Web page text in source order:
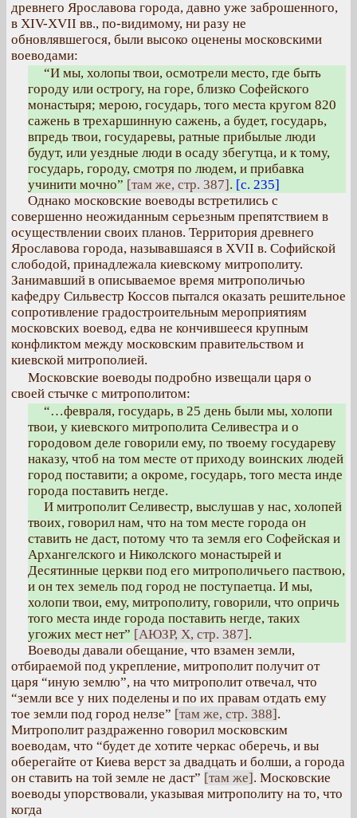
древнего Ярославова города, давно уже заброшенного,
в XIV-XVII вв., по-видимому, ни разу не
обновлявшегося, были высоко оценены московскими
воеводами:
“И мы, холопы твои, осмотрели место, где быть
городу или острогу, на горе, близко Софейского
монастыря; мерою, государь, того места кругом 820
сажень в трехаршинную сажень, а будет, государь,
впредь твои, государевы, ратные прибылые люди
будут, или уездные люди в осаду збегутца, и к тому,
государь, городу, смотря по людем, и прибавка
учинити мочно” [там же, стр. 387]. [с. 235]
Однако московские воеводы встретились с
совершенно неожиданным серьезным препятствием в
осуществлении своих планов. Территория древнего
Ярославова города, называвшаяся в XVII в. Софийской
слободой, принадлежала киевскому митрополиту.
Занимавший в описываемое время митрополичью
кафедру Сильвестр Коссов пытался оказать решительное
сопротивление градостроительным мероприятиям
московских воевод, едва не кончившееся крупным
конфликтом между московским правительством и
киевской митрополией.
Московские воеводы подробно извещали царя о
своей стычке с митрополитом:
“…февраля, государь, в 25 день были мы, холопи
твои, у киевского митрополита Селивестра и о
городовом деле говорили ему, по твоему государеву
наказу, чтоб на том месте от приходу воинских людей
город поставити; а окроме, государь, того места инде
города поставить негде.
И митрополит Селивестр, выслушав у нас, холопей
твоих, говорил нам, что на том месте города он
ставить не даст, потому что та земля его Софейская и
Архангелского и Николского монастырей и
Десятинные церкви под его митрополичьего паствою,
и он тех земель под город не поступаетца. И мы,
холопи твои, ему, митрополиту, говорили, что опричь
того места инде города поставить негде, таких
угожих мест нет” [АЮЗР, X, стр. 387].
Воеводы давали обещание, что взамен земли,
отбираемой под укрепление, митрополит получит от
царя “иную землю”, на что митрополит отвечал, что
“земли все у них поделены и по их правам отдать ему
тое земли под город нелзе” [там же, стр. 388].
Митрополит раздраженно говорил московским
воеводам, что “будет де хотите черкас оберечь, и вы
оберегайте от Киева верст за двадцать и болши, а города
он ставить на той земле не даст” [там же]. Московские
воеводы упорствовали, указывая митрополиту на то, что
когда